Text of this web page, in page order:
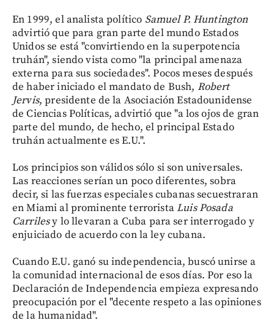
En 1999, el analista político Samuel P. Huntington
advirtió que para gran parte del mundo Estados
Unidos se está "convirtiendo en la superpotencia
truhán", siendo vista como "la principal amenaza
externa para sus sociedades". Pocos meses después
de haber iniciado el mandato de Bush, Robert
Jervis, presidente de la Asociación Estadounidense
de Ciencias Políticas, advirtió que "a los ojos de gran
parte del mundo, de hecho, el principal Estado
truhán actualmente es E.U.".
Los principios son válidos sólo si son universales.
Las reacciones serían un poco diferentes, sobra
decir, si las fuerzas especiales cubanas secuestraran
en Miami al prominente terroristaLuis Posada
Carrilesy lo llevaran a Cuba para ser interrogado y
enjuiciado de acuerdo con la ley cubana.
Cuando E.U. ganó su independencia, buscó unirse a
la comunidad internacional de esos días. Por eso la
Declaración de Independencia empieza expresando
preocupación por el "decente respeto a las opiniones
de la humanidad".